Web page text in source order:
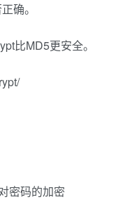
确。
比MD5更安全。
密码的加密